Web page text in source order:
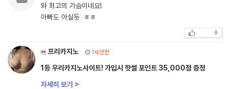
와 최고의 가슴이네요!
아빠도 아실듯 ㅎㅎ
0
프리카지노 1시간전
1등 우리카지노사이트! 가입시 핫썰 포인트 35,000점 증정
자세히 보기 >